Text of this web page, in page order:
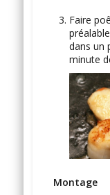
Faire
dans un
minute
Montage